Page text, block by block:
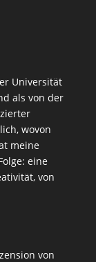
Universität
als von der
wovon
meine
eine
von
von